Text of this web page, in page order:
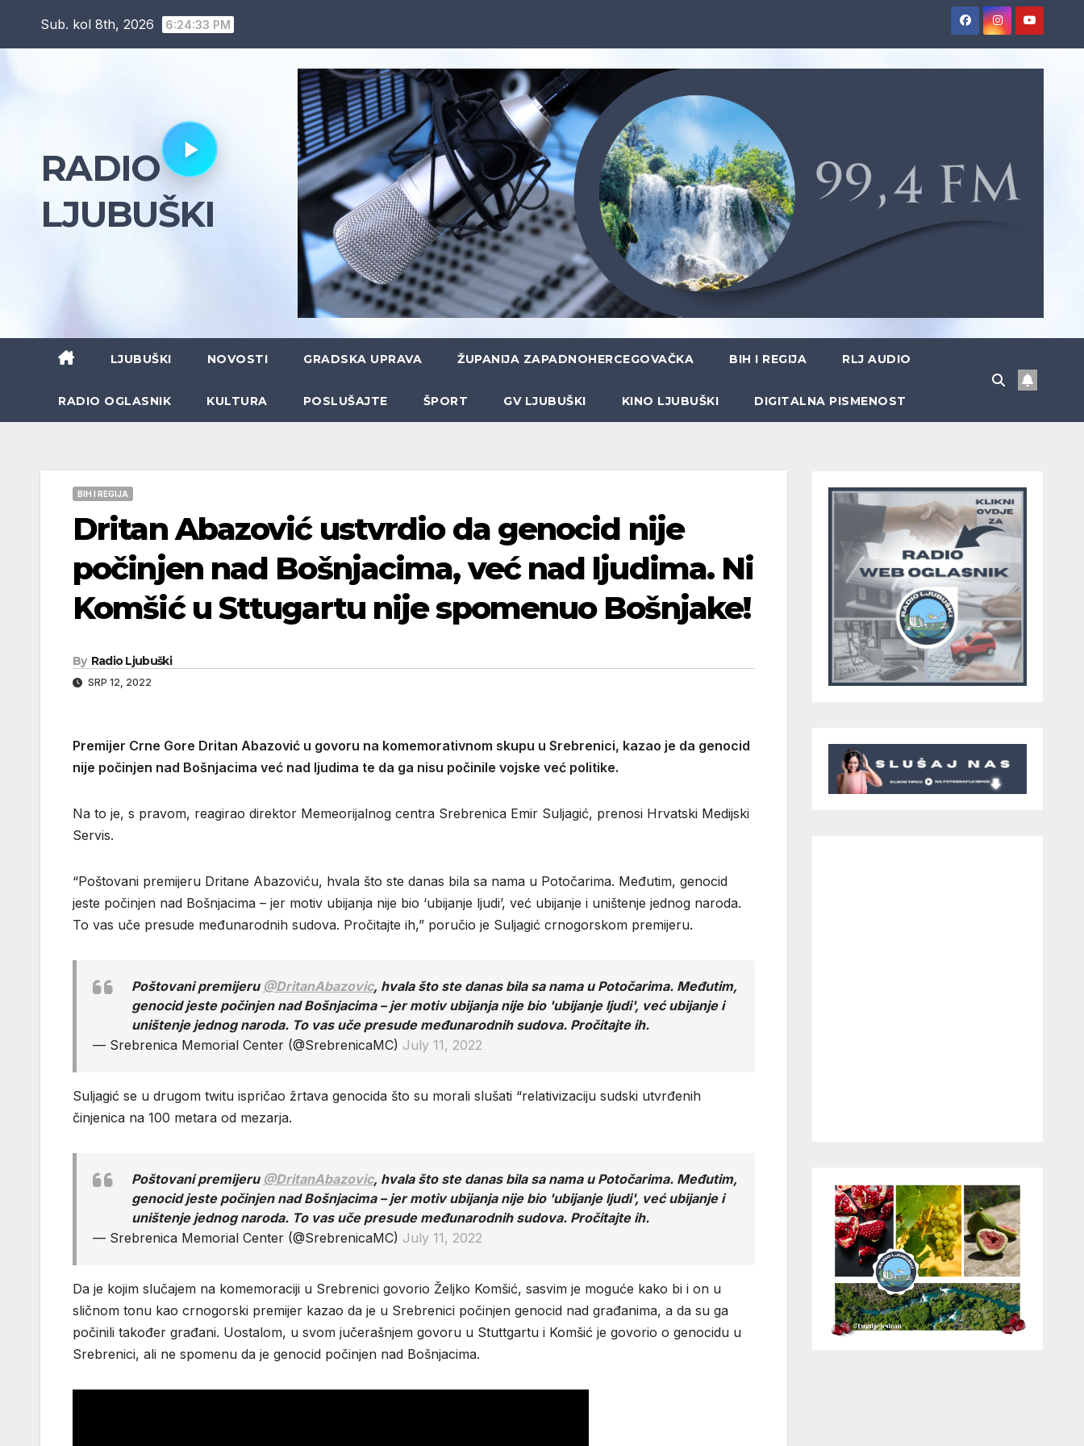
Sub. kol 8th, 2026 6:24:34 PM
RADIO
LJUBUŠKI
LJUBUŠKI NOVOSTI GRADSKA UPRAVA ŽUPANIJA ZAPADNOHERCEGOVAČKA BIH I REGIJA RLJ AUDIO
RADIO OGLASNIK KULTURA POSLUŠAJTE ŠPORT GV LJUBUŠKI KINO LJUBUŠKI DIGITALNA PISMENOST
BIH I REGIJA
Dritan Abazović ustvrdio da genocid nije
počinjen nad Bošnjacima, već nad ljudima. Ni
Komšić u Sttugartu nije spomenuo Bošnjake!
By Radio Ljubuški
SRP 12, 2022
Premijer Crne Gore Dritan Abazović u govoru na komemorativnom skupu u Srebrenici, kazao je da genocid
nije počinjen nad Bošnjacima već nad ljudima te da ga nisu počinile vojske već politike.
Na to je, s pravom, reagirao direktor Memeorijalnog centra Srebrenica Emir Suljagić, prenosi Hrvatski Medijski
Servis.
“Poštovani premijeru Dritane Abazoviću, hvala što ste danas bila sa nama u Potočarima. Međutim, genocid
jeste počinjen nad Bošnjacima – jer motiv ubijanja nije bio ‘ubijanje ljudi’, već ubijanje i uništenje jednog naroda.
To vas uče presude međunarodnih sudova. Pročitajte ih,” poručio je Suljagić crnogorskom premijeru.
Poštovani premijeru @DritanAbazovic, hvala što ste danas bila sa nama u Potočarima. Međutim,
genocid jeste počinjen nad Bošnjacima – jer motiv ubijanja nije bio 'ubijanje ljudi', već ubijanje i
uništenje jednog naroda. To vas uče presude međunarodnih sudova. Pročitajte ih.
— Srebrenica Memorial Center (@SrebrenicaMC) July 11, 2022
Suljagić se u drugom twitu ispričao žrtava genocida što su morali slušati “relativizaciju sudski utvrđenih
činjenica na 100 metara od mezarja.
Poštovani premijeru @DritanAbazovic, hvala što ste danas bila sa nama u Potočarima. Međutim,
genocid jeste počinjen nad Bošnjacima – jer motiv ubijanja nije bio 'ubijanje ljudi', već ubijanje i
uništenje jednog naroda. To vas uče presude međunarodnih sudova. Pročitajte ih.
— Srebrenica Memorial Center (@SrebrenicaMC) July 11, 2022
Da je kojim slučajem na komemoraciji u Srebrenici govorio Željko Komšić, sasvim je moguće kako bi i on u
sličnom tonu kao crnogorski premijer kazao da je u Srebrenici počinjen genocid nad građanima, a da su ga
počinili također građani. Uostalom, u svom jučerašnjem govoru u Stuttgartu i Komšić je govorio o genocidu u
Srebrenici, ali ne spomenu da je genocid počinjen nad Bošnjacima.